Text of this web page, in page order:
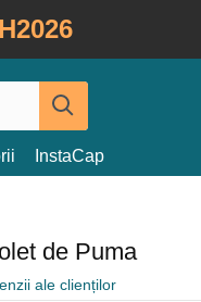
InstaCap
de Puma
ale clienților